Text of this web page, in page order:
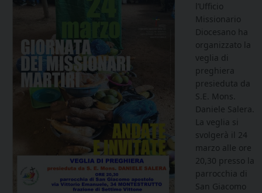
l’Ufficio
Missionario
Diocesano ha
organizzato la
veglia di
preghiera
presieduta da
S.E. Mons.
Daniele Salera.
La veglia si
svolgerà il 24
marzo alle ore
20,30 presso la
parrocchia di
San Giacomo